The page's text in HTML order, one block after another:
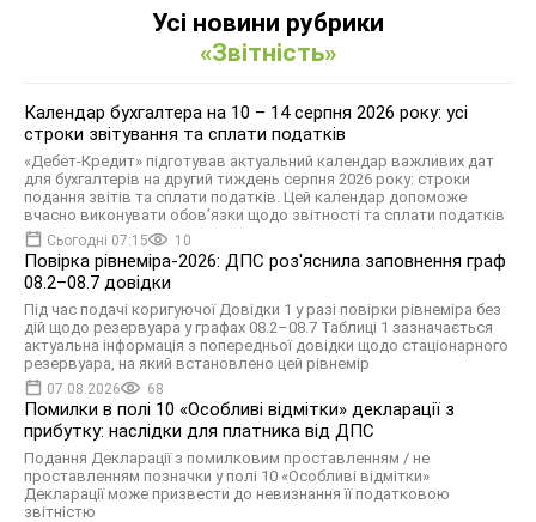
Усі новини рубрики
«Звітність»
Календар бухгалтера на 10 – 14 серпня 2026 року: усі
строки звітування та сплати податків
«Дебет-Кредит» підготував актуальний календар важливих дат
для бухгалтерів на другий тиждень серпня 2026 року: строки
подання звітів та сплати податків. Цей календар допоможе
вчасно виконувати обов’язки щодо звітності та сплати податків
Сьогодні 07:15 10
Повірка рівнеміра-2026: ДПС роз'яснила заповнення граф
08.2–08.7 довідки
Під час подачі коригуючої Довідки 1 у разі повірки рівнеміра без
дій щодо резервуара у графах 08.2–08.7 Таблиці 1 зазначається
актуальна інформація з попередньої довідки щодо стаціонарного
резервуара, на який встановлено цей рівнемір
07.08.2026 68
Помилки в полі 10 «Особливі відмітки» декларації з
прибутку: наслідки для платника від ДПС
Подання Декларації з помилковим проставленням / не
проставленням позначки у полі 10 «Особливі відмітки»
Декларації може призвести до невизнання її податковою
звітністю